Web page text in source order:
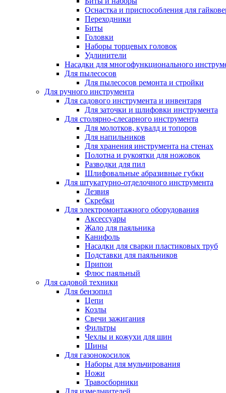
Оснастка и приспособления для
Переходники
Биты
Головки
Наборы торцевых головок
Удлинители
Насадки для многофункционального
Для пылесосов
Для пылесосов ремонта и стройки
Для ручного инструмента
Для садового инструмента и инвентаря
Для заточки и шлифовки инструмента
Для столярно-слесарного инструмента
Для молотков, кувалд и топоров
Для напильников
Для хранения инструмента на стенах
Полотна и рукоятки для ножовок
Разводки для пил
Шлифовальные абразивные губки
Для штукатурно-отделочного инструмента
Лезвия
Скребки
Для электромонтажного оборудования
Аксессуары
Жало для паяльника
Канифоль
Насадки для сварки пластиковых труб
Подставки для паяльников
Припои
Флюс паяльный
Для садовой техники
Для бензопил
Цепи
Козлы
Свечи зажигания
Фильтры
Чехлы и кожухи для шин
Шины
Для газонокосилок
Наборы для мульчирования
Ножи
Травосборники
Для измельчителей